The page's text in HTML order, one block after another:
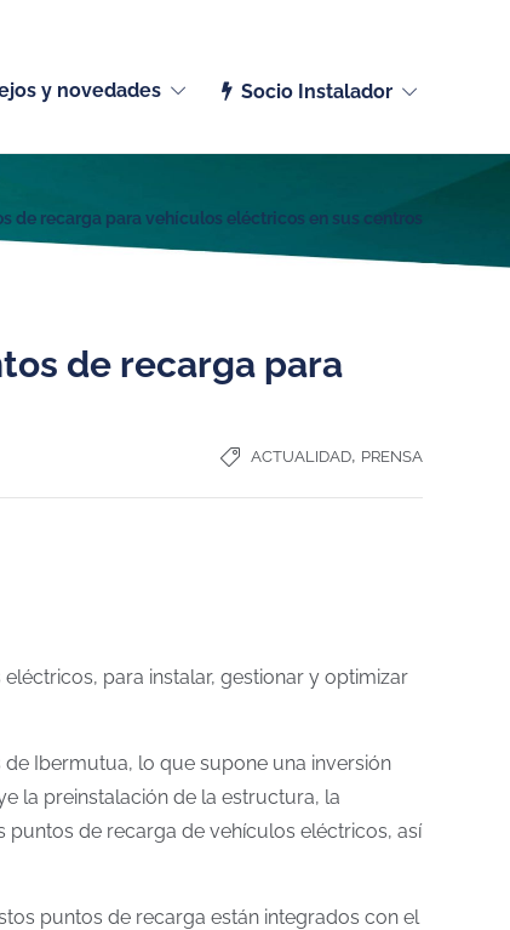
y novedades Socio Instalador
de recarga para vehículos eléctricos en sus centros
de recarga para
ACTUALIDAD, PRENSA
para instalar, gestionar y optimizar
Ibermutua, lo que supone una inversión
la preinstalación de la estructura, la
puntos de recarga de vehículos eléctricos, así
puntos de recarga están integrados con el